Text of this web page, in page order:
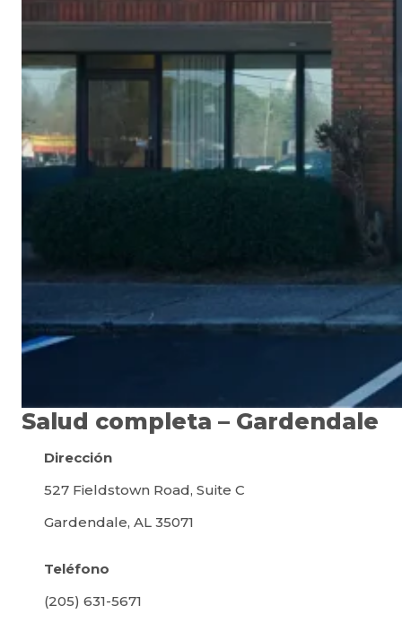
Salud completa – Gardendale
Dirección
527 Fieldstown Road, Suite C
Gardendale, AL 35071
Teléfono
(205) 631-5671